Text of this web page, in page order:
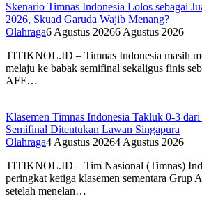
Skenario Timnas Indonesia Lolos sebagai
2026, Skuad Garuda Wajib Menang?
Olahraga6 Agustus 20266 Agustus 2026
TITIKNOL.ID – Timnas Indonesia masih
melaju ke babak semifinal sekaligus finis
AFF…
Klasemen Timnas Indonesia Takluk 0-3
Semifinal Ditentukan Lawan Singapura
Olahraga4 Agustus 20264 Agustus 2026
TITIKNOL.ID – Tim Nasional (Timnas)
peringkat ketiga klasemen sementara Grup
setelah menelan…